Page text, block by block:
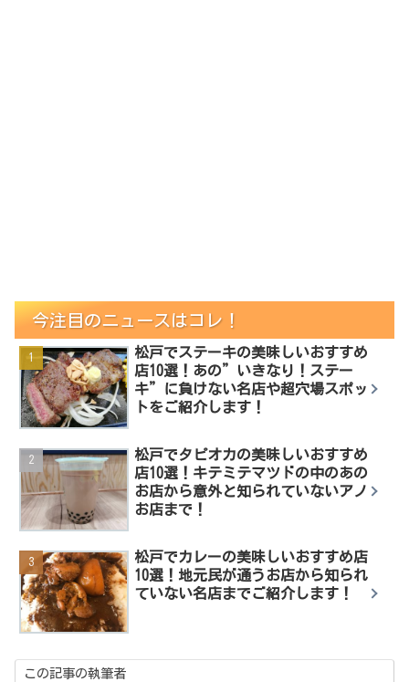
今注目のニュースはコレ！
松戸でステーキの美味しいおすすめ
店10選！あの”いきなり！ステー
キ”に負けない名店や超穴場スポッ
トをご紹介します！
松戸でタピオカの美味しいおすすめ
店10選！キテミテマツドの中のあの
お店から意外と知られていないアノ
お店まで！
松戸でカレーの美味しいおすすめ店
10選！地元民が通うお店から知られ
ていない名店までご紹介します！
この記事の執筆者